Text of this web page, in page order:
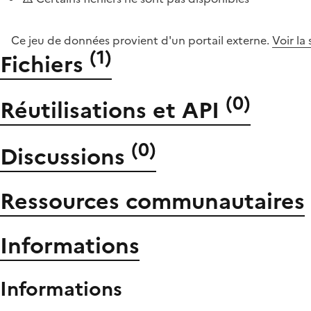
Ce jeu de données provient d'un portail externe. Voir la
Fichiers (1)
Réutilisations et API (0)
Discussions (0)
Ressources communautaires
Informations
Informations